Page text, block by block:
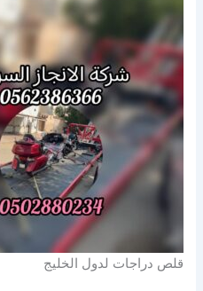
قلص دراجات لدول الخليج